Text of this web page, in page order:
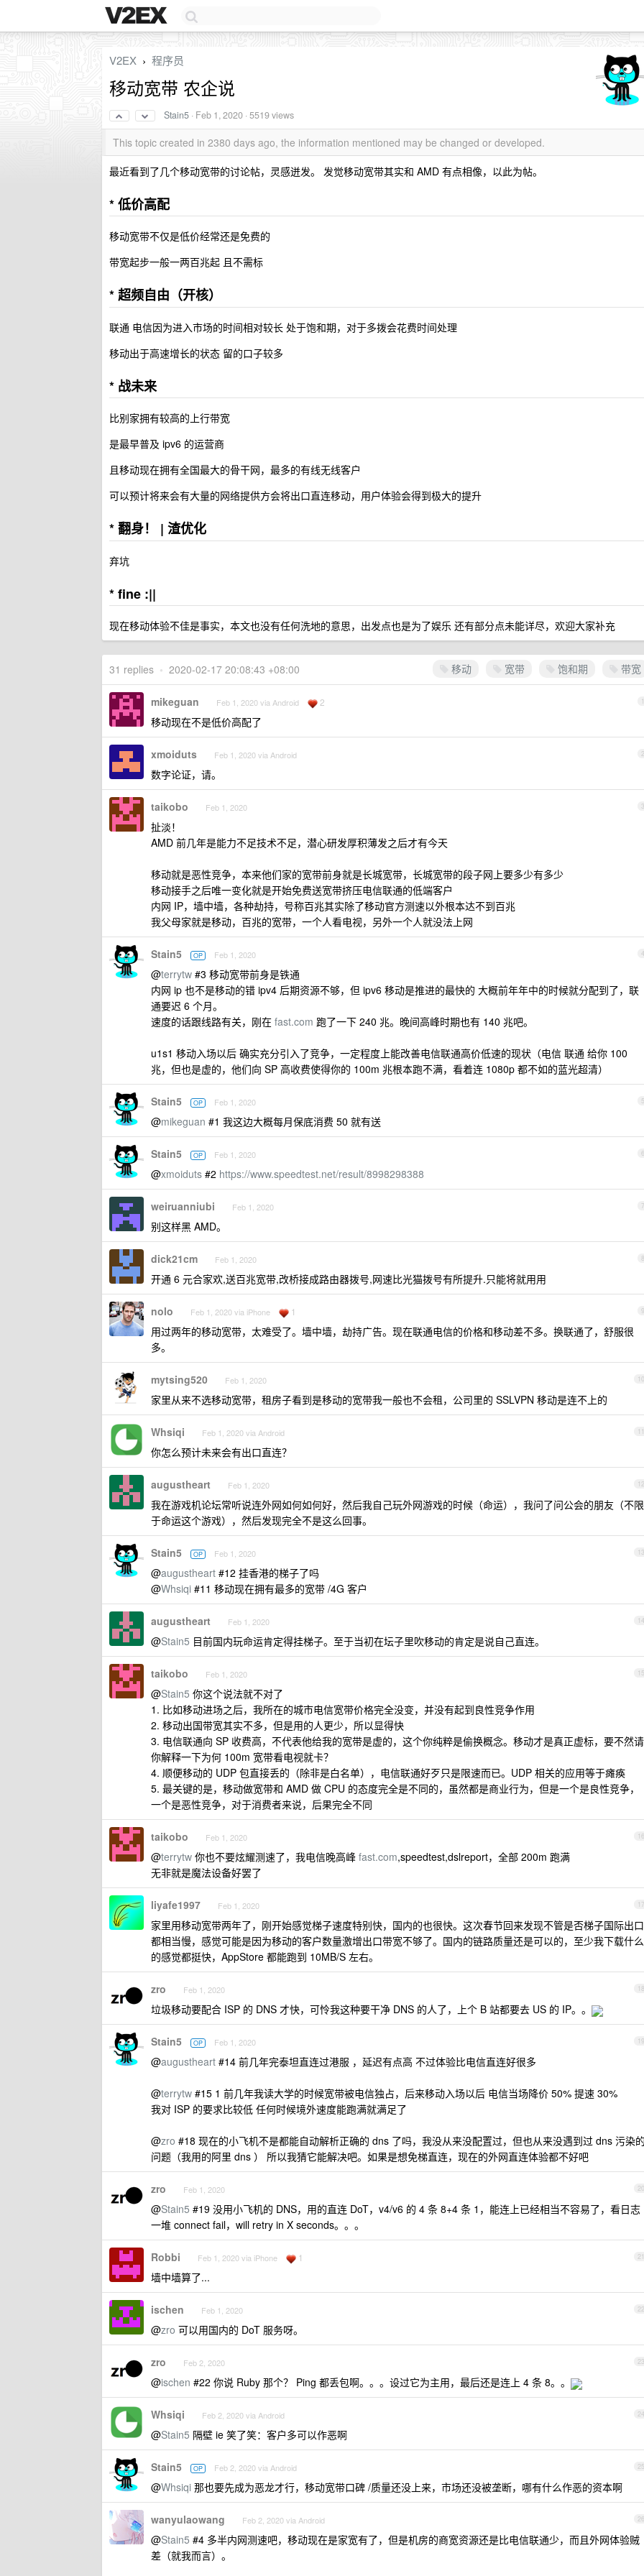
V2EX › 程序员
移动宽带 农企说
Stain5 · Feb 1, 2020 · 5519 views
This topic created in 2380 days ago, the information mentioned may be changed or developed.
最近看到了几个移动宽带的讨论帖，灵感迸发。 发觉移动宽带其实和 AMD 有点相像，以此为帖。
*低价高配
移动宽带不仅是低价经常还是免费的
带宽起步一般一两百兆起 且不需标
*超频自由（开核）
联通 电信因为进入市场的时间相对较长 处于饱和期，对于多拨会花费时间处理
移动出于高速增长的状态 留的口子较多
* 战未来
比别家拥有较高的上行带宽
是最早普及 ipv6 的运营商
且移动现在拥有全国最大的骨干网，最多的有线无线客户
可以预计将来会有大量的网络提供方会将出口直连移动，用户体验会得到极大的提升
*翻身！ | 渣优化
弃坑
*fine :||
现在移动体验不佳是事实，本文也没有任何洗地的意思，出发点也是为了娱乐 还有部分点未能详尽，欢迎大家补充
移动 宽带 饱和期 带宽
31 replies • 2020-02-17 20:08:43 +08:00
1
mikeguan Feb 1, 2020 via Android 2
移动现在不是低价高配了
2
xmoiduts Feb 1, 2020 via Android
数字论证，请。
3
taikobo Feb 1, 2020
扯淡！
AMD 前几年是能力不足技术不足，潜心研发厚积薄发之后才有今天
移动就是恶性竞争，本来他们家的宽带前身就是长城宽带，长城宽带的段子网上要多少有多少
移动接手之后唯一变化就是开始免费送宽带挤压电信联通的低端客户
内网 IP，墙中墙，各种劫持，号称百兆其实除了移动官方测速以外根本达不到百兆
我父母家就是移动，百兆的宽带，一个人看电视，另外一个人就没法上网
4
Stain5 OP Feb 1, 2020
@terrytw #3 移动宽带前身是铁通
内网 ip 也不是移动的错 ipv4 后期资源不够，但 ipv6 移动是推进的最快的 大概前年年中的时候就分配到了，联
通要迟 6 个月。
速度的话跟线路有关，刚在 fast.com 跑了一下 240 兆。晚间高峰时期也有 140 兆吧。
u1s1 移动入场以后 确实充分引入了竞争，一定程度上能改善电信联通高价低速的现状（电信 联通 给你 100
兆，但也是虚的，他们向 SP 高收费使得你的 100m 兆根本跑不满，看着连 1080p 都不如的蓝光超清）
5
Stain5 OP Feb 1, 2020
@mikeguan #1 我这边大概每月保底消费 50 就有送
6
Stain5 OP Feb 1, 2020
@xmoiduts #2 https://www.speedtest.net/result/8998298388
7
weiruanniubi Feb 1, 2020
别这样黑 AMD。
8
dick21cm Feb 1, 2020
开通 6 元合家欢,送百兆宽带,改桥接成路由器拨号,网速比光猫拨号有所提升.只能将就用用
9
nolo Feb 1, 2020 via iPhone 1
用过两年的移动宽带，太难受了。墙中墙，劫持广告。现在联通电信的价格和移动差不多。换联通了，舒服很
多。
10
mytsing520 Feb 1, 2020
家里从来不选移动宽带，租房子看到是移动的宽带我一般也不会租，公司里的 SSLVPN 移动是连不上的
11
Whsiqi Feb 1, 2020 via Android
你怎么预计未来会有出口直连？
12
augustheart Feb 1, 2020
我在游戏机论坛常听说连外网如何如何好，然后我自己玩外网游戏的时候（命运），我问了问公会的朋友（不限
于命运这个游戏），然后发现完全不是这么回事。
13
Stain5 OP Feb 1, 2020
@augustheart #12 挂香港的梯子了吗
@Whsiqi #11 移动现在拥有最多的宽带 /4G 客户
14
augustheart Feb 1, 2020
@Stain5 目前国内玩命运肯定得挂梯子。至于当初在坛子里吹移动的肯定是说自己直连。
15
taikobo Feb 1, 2020
@Stain5 你这个说法就不对了
1. 比如移动进场之后，我所在的城市电信宽带价格完全没变，并没有起到良性竞争作用
2. 移动出国带宽其实不多，但是用的人更少，所以显得快
3. 电信联通向 SP 收费高，不代表他给我的宽带是虚的，这个你纯粹是偷换概念。移动才是真正虚标，要不然请
你解释一下为何 100m 宽带看电视就卡？
4. 顺便移动的 UDP 包直接丢的（除非是白名单），电信联通好歹只是限速而已。UDP 相关的应用等于瘫痪
5. 最关键的是，移动做宽带和 AMD 做 CPU 的态度完全是不同的，虽然都是商业行为，但是一个是良性竞争，
一个是恶性竞争，对于消费者来说，后果完全不同
16
taikobo Feb 1, 2020
@terrytw 你也不要炫耀测速了，我电信晚高峰 fast.com,speedtest,dslreport，全部 200m 跑满
无非就是魔法设备好罢了
17
liyafe1997 Feb 1, 2020
家里用移动宽带两年了，刚开始感觉梯子速度特别快，国内的也很快。这次春节回来发现不管是否梯子国际出口
都相当慢，感觉可能是因为移动的客户数量激增出口带宽不够了。国内的链路质量还是可以的，至少我下载什么
的感觉都挺快，AppStore 都能跑到 10MB/S 左右。
18
zro Feb 1, 2020
垃圾移动要配合 ISP 的 DNS 才快，可怜我这种要干净 DNS 的人了，上个 B 站都要去 US 的 IP。。
19
Stain5 OP Feb 1, 2020
@augustheart #14 前几年完泰坦直连过港服 ，延迟有点高 不过体验比电信直连好很多
@terrytw #15 1 前几年我读大学的时候宽带被电信独占，后来移动入场以后 电信当场降价 50% 提速 30%
我对 ISP 的要求比较低 任何时候境外速度能跑满就满足了
@zro #18 现在的小飞机不是都能自动解析正确的 dns 了吗，我没从来没配置过，但也从来没遇到过 dns 污染的
问题（我用的阿里 dns ） 所以我猜它能解决吧。如果是想免梯直连，现在的外网直连体验都不好吧
20
zro Feb 1, 2020
@Stain5 #19 没用小飞机的 DNS，用的直连 DoT，v4/v6 的 4 条 8+4 条 1，能连上已经相当不容易了，看日志
一堆 connect fail，will retry in X seconds。。。
21
Robbi Feb 1, 2020 via iPhone 1
墙中墙算了...
22
ischen Feb 1, 2020
@zro 可以用国内的 DoT 服务呀。
23
zro Feb 2, 2020
@ischen #22 你说 Ruby 那个？ Ping 都丢包啊。。。设过它为主用，最后还是连上 4 条 8。。
24
Whsiqi Feb 2, 2020 via Android
@Stain5 隔壁 ie 笑了笑：客户多可以作恶啊
25
Stain5 OP Feb 2, 2020 via Android
@Whsiqi 那也要先成为恶龙才行，移动宽带口碑 /质量还没上来，市场还没被垄断，哪有什么作恶的资本啊
26
wanyulaowang Feb 2, 2020 via Android
@Stain5 #4 多半内网测速吧，移动现在是家宽有了，但是机房的商宽资源还是比电信联通少，而且外网体验贼
差（就我而言）。